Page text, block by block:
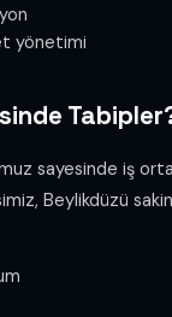
yönetimi
sayesinde iş
Beylikdüzü